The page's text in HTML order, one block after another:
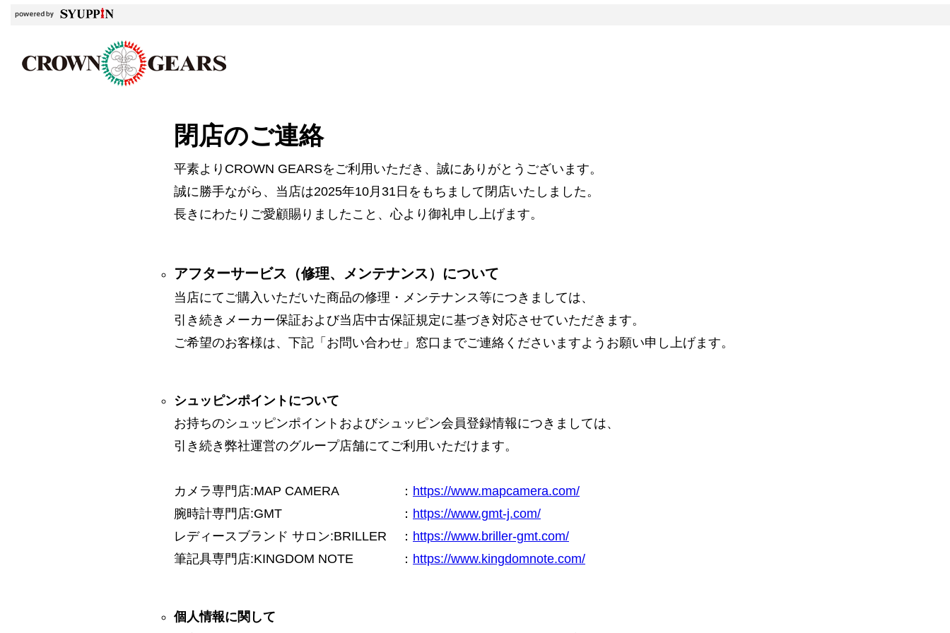
閉店のご連絡
平素よりCROWN GEARSをご利用いただき、誠にありがとうございます。
誠に勝手ながら、当店は2025年10月31日をもちまして閉店いたしました。
長きにわたりご愛顧賜りましたこと、心より御礼申し上げます。
アフターサービス（修理、メンテナンス）について
当店にてご購入いただいた商品の修理・メンテナンス等につきましては、
引き続きメーカー保証および当店中古保証規定に基づき対応させていただきます。
ご希望のお客様は、下記「お問い合わせ」窓口までご連絡くださいますようお願い申し上げます。
シュッピンポイントについて
お持ちのシュッピンポイントおよびシュッピン会員登録情報につきましては、
引き続き弊社運営のグループ店舗にてご利用いただけます。
カメラ専門店:MAP CAMERA ： https://www.mapcamera.com/
腕時計専門店:GMT
： https://www.gmt-j.com/
レディースブランド サロン:BRILLER
： https://www.briller-gmt.com/
筆記具専門店:KINGDOM NOTE
： https://www.kingdomnote.com/
個人情報に関して